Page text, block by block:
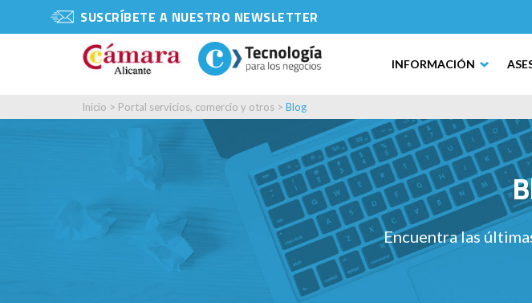
SUSCRÍBETE A NUESTRO NEWSLETTER
INFORMACIÓN
Inicio > Portal servicios, comercio y otros > Blog
Encuentra las